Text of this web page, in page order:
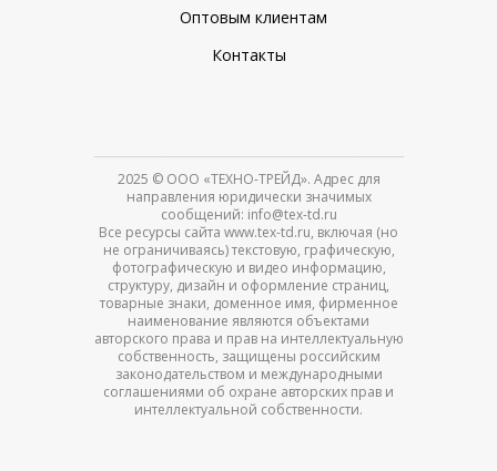
Оптовым клиентам
Контакты
2025 © ООО «ТЕХНО-ТРЕЙД». Адрес для
направления юридически значимых
сообщений: info@tex-td.ru
Все ресурсы сайта www.tex-td.ru, включая (но
не ограничиваясь) текстовую, графическую,
фотографическую и видео информацию,
структуру, дизайн и оформление страниц,
товарные знаки, доменное имя, фирменное
наименование являются объектами
авторского права и прав на интеллектуальную
собственность, защищены российским
законодательством и международными
соглашениями об охране авторских прав и
интеллектуальной собственности.